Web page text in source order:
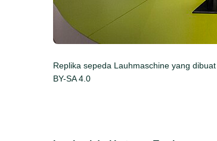
Replika sepeda Lauhmaschine yang
BY-SA 4.0